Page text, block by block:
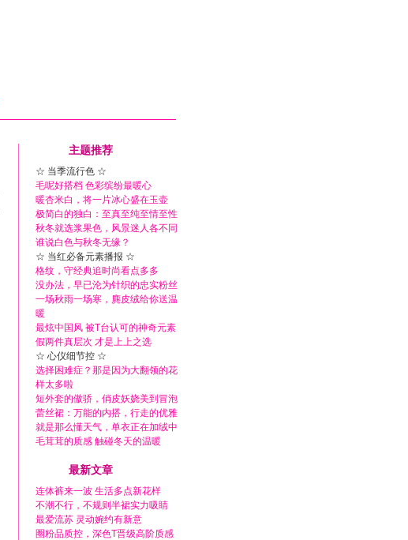
主题推荐
☆ 当季流行色 ☆
毛呢好搭档 色彩缤纷最暖心
暖杏米白，将一片冰心盛在玉壶
极简白的独白：至真至纯至情至性
秋冬就选浆果色，风景迷人各不同
谁说白色与秋冬无缘？
☆ 当红必备元素播报 ☆
格纹，守经典追时尚看点多多
没办法，早已沦为针织的忠实粉丝
一场秋雨一场寒，麂皮绒给你送温
暖
最炫中国风 被T台认可的神奇元素
假两件真层次 才是上上之选
☆ 心仪细节控 ☆
选择困难症？那是因为大翻领的花
样太多啦
短外套的傲骄，俏皮妖娆美到冒泡
蕾丝裙：万能的内搭，行走的优雅
就是那么懂天气，单衣正在加绒中
毛茸茸的质感 触碰冬天的温暖
最新文章
连体裤来一波 生活多点新花样
不潮不行，不规则半裙实力吸睛
最爱流苏 灵动婉约有新意
圈粉品质控，深色T晋级高阶质感